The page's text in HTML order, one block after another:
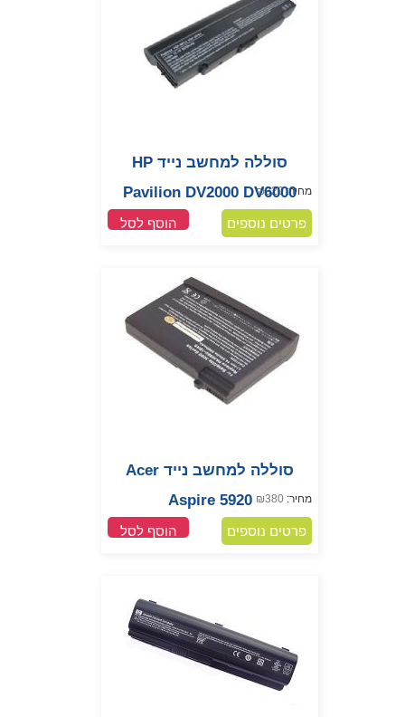
סוללה למחשב נייד HP
Pavilion DV2000 DV6000מחיר: ₪320
פרטים נוספים הוסף לסל
סוללה למחשב נייד Acer
Aspire 5920
מחיר: ₪380
פרטים נוספים הוסף לסל